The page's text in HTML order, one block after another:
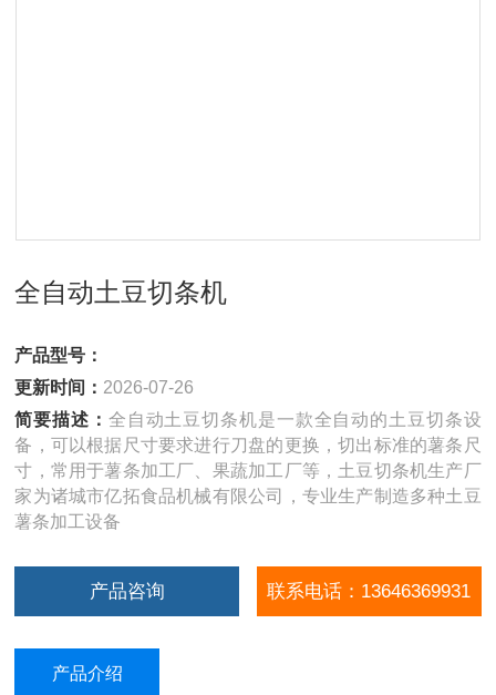
全自动土豆切条机
产品型号：
更新时间： 2026-07-26
简要描述： 全自动土豆切条机是一款全自动的土豆切条设
备，可以根据尺寸要求进行刀盘的更换，切出标准的薯条尺
寸，常用于薯条加工厂、果蔬加工厂等，土豆切条机生产厂
家为诸城市亿拓食品机械有限公司，专业生产制造多种土豆
薯条加工设备
产品咨询 联系电话：13646369931
产品介绍